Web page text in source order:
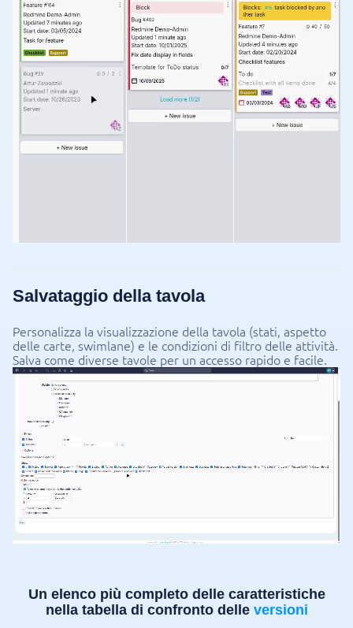
Salvataggio della tavola
Personalizza la visualizzazione della tavola (stati, aspetto
delle carte, swimlane) e le condizioni di filtro delle attività.
Salva come diverse tavole per un accesso rapido e facile.
Un elenco più completo delle caratteristiche
nella tabella di confronto delle versioni